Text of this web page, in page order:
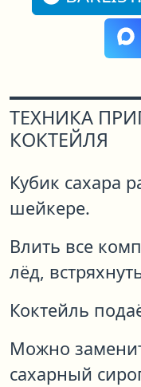
ТЕХНИКА
КОКТЕЙЛЯ
Кубик сахара
шейкере.
Влить все
лёд,
Коктейль
Можно
сахарный